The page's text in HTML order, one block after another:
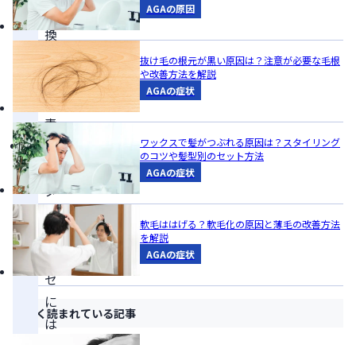
変
換
す
る
酵
素
5α
リ
ダ
ク
タ
ー
ゼ
に
は
AGAの原因
抜け毛の根元が黒い原因は？注意が必要な毛根
や改善方法を解説
AGAの症状
ワックスで髪がつぶれる原因は？スタイリング
のコツや髪型別のセット方法
AGAの症状
軟毛ははげる？軟毛化の原因と薄毛の改善方法
を解説
AGAの症状
よく読まれている記事